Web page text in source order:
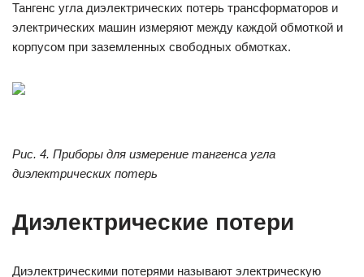
Тангенс угла диэлектрических потерь трансформаторов и
электрических машин измеряют между каждой обмоткой и
корпусом при заземленных свободных обмотках.
Рис. 4. Приборы для измерение тангенса угла
диэлектрических потерь
Диэлектрические потери
Диэлектрическими потерями называют электрическую